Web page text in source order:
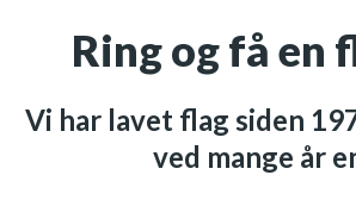
Ring og få en
Vi har lavet flag siden
ved mange år